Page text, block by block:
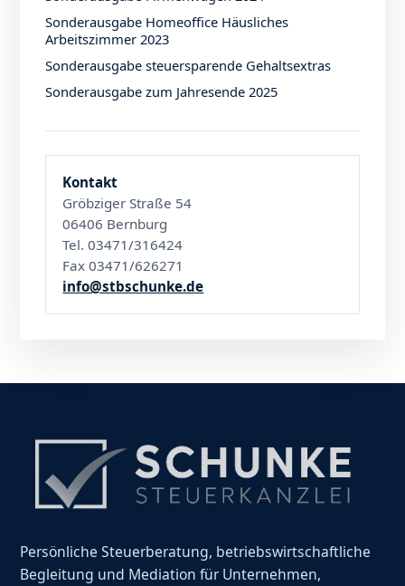
Sonderausgabe Homeoffice Häusliches
Arbeitszimmer 2023
Sonderausgabe steuersparende Gehaltsextras
Sonderausgabe zum Jahresende 2025
Kontakt
Gröbziger Straße 54
06406 Bernburg
Tel. 03471/316424
Fax 03471/626271
info@stbschunke.de
Persönliche Steuerberatung, betriebswirtschaftliche
Begleitung und Mediation für Unternehmen,